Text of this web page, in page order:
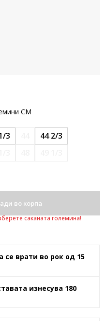
CM
3
44 2/3
во корпа
саканата големина!
врати во рок од 15
изнесува 180